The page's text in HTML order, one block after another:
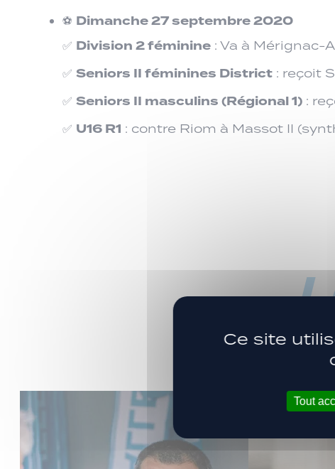
⚽ Dimanche 27 septembre 2020
✅ Division 2 féminine : Va à Mérignac-
✅ Seniors II féminines District : reçoit
✅ Seniors II masculins (Régional 1) :
✅ U16 R1 : contre Riom à Massot II
Ce site
Tout